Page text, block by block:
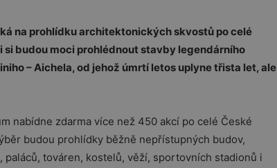
na prohlídku architektonických skvostů po celé
si budou moci prohlédnout stavby legendárního
– Aichela, od jehož úmrtí letos uplyne třista let, ale
nabídne zdarma více než 450 akcí po celé České
budou prohlídky běžně nepřístupných budov,
továren, kostelů, věží, sportovních stadionů i